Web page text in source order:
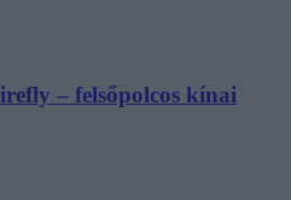
– felsőpolcos kínai